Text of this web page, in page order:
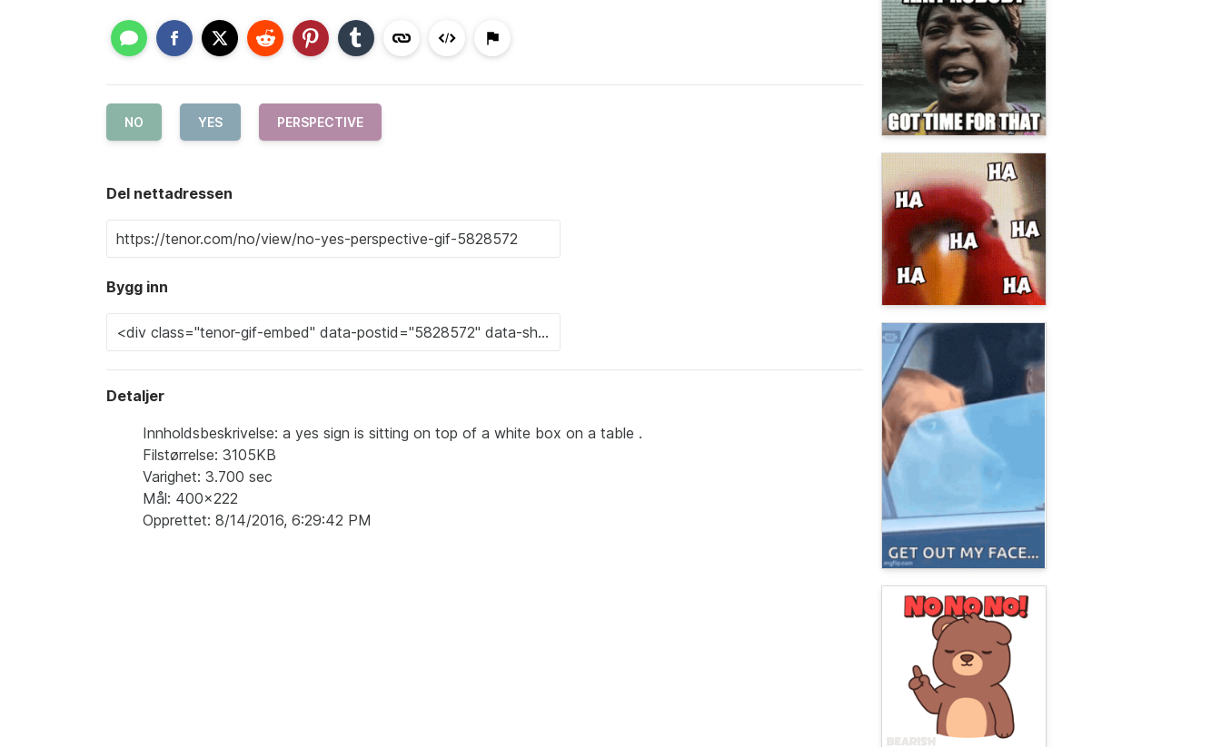
NO YES PERSPECTIVE
Del nettadressen
Bygg inn
Detaljer
Innholdsbeskrivelse: a yes sign is sitting on top of a white box on a table .
Filstørrelse: 3105KB
Varighet: 3.700 sec
Mål: 400x222
Opprettet: 8/14/2016, 6:29:42 PM